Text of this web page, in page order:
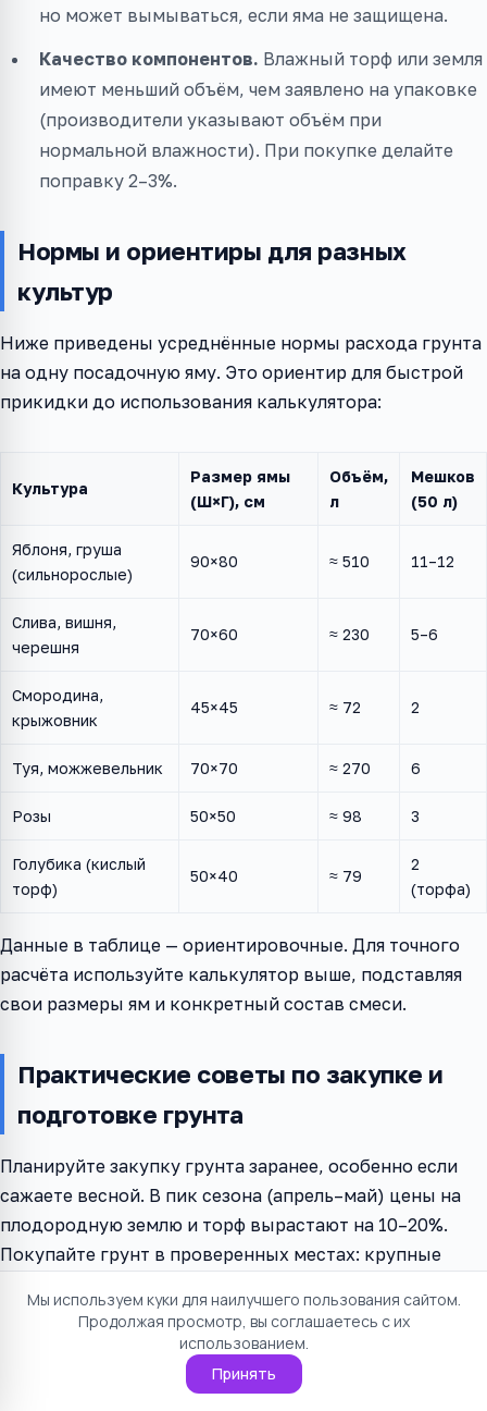
но может вымываться, если яма не защищена.
Качество компонентов. Влажный торф или земля
имеют меньший объём, чем заявлено на упаковке
(производители указывают объём при
нормальной влажности). При покупке делайте
поправку 2–3%.
Нормы и ориентиры для разных
культур
Ниже приведены усреднённые нормы расхода грунта
на одну посадочную яму. Это ориентир для быстрой
прикидки до использования калькулятора:
Культура
Размер ямы
(Ш×Г), см
Объём,
л
Мешков
(50 л)
Яблоня, груша
(сильнорослые)
90×80 ≈ 510 11–12
Слива, вишня,
черешня
70×60 ≈ 230 5–6
Смородина,
крыжовник
45×45 ≈ 72 2
Туя, можжевельник 70×70 ≈ 270 6
Розы 50×50 ≈ 98 3
Голубика (кислый
торф)
50×40 ≈ 79
2
(торфа)
Данные в таблице — ориентировочные. Для точного
расчёта используйте калькулятор выше, подставляя
свои размеры ям и конкретный состав смеси.
Практические советы по закупке и
подготовке грунта
Планируйте закупку грунта заранее, особенно если
сажаете весной. В пик сезона (апрель–май) цены на
плодородную землю и торф вырастают на 10–20%.
Покупайте грунт в проверенных местах: крупные
или в хозяйствах с хорошими отзывами.
Перед засыпкой перемешивайте компоненты прямо
на участке. Насыпьте землю, торф, песок и перегной
Мы используем куки для наилучшего пользования сайтом.
Продолжая просмотр, вы соглашаетесь с их
использованием.
Принять